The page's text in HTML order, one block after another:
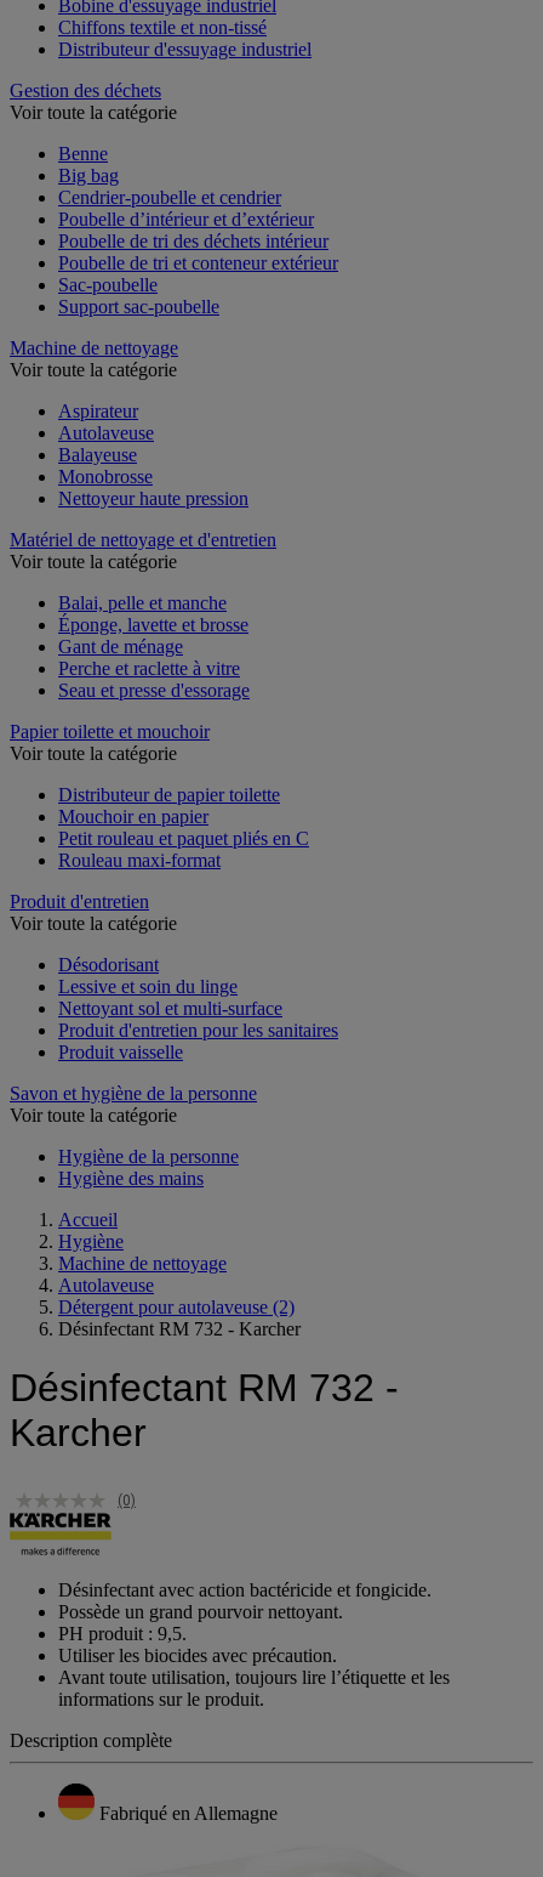
Bobine d'essuyage industriel
Chiffons textile et non-tissé
Gestion des déchets
Benne
Big bag
Cendrier-poubelle et cendrier
Poubelle d’intérieur et d’extérieur
Poubelle de tri des déchets intérieur
Poubelle de tri et conteneur extérieur
Sac-poubelle
Machine de nettoyage
Aspirateur
Autolaveuse
Balayeuse
Monobrosse
Matériel de nettoyage et d'entretien
Balai, pelle et manche
Éponge, lavette et brosse
Gant de ménage
Perche et raclette à vitre
Papier toilette et mouchoir
Distributeur de papier toilette
Mouchoir en papier
Petit rouleau et paquet pliés en C
Produit d'entretien
Désodorisant
Lessive et soin du linge
Nettoyant sol et multi-surface
Produit d'entretien pour les sanitaires
Savon et hygiène de la personne
Hygiène de la personne
Accueil
Hygiène
Machine de nettoyage
Autolaveuse
Détergent pour autolaveuse (2)
Désinfectant RM 732 -
Karcher
Désinfectant avec action bactéricide et fongicide.
Possède un grand pourvoir nettoyant.
PH produit : 9,5.
Utiliser les biocides avec précaution.
Avant toute utilisation, toujours lire l’étiquette et les
Description complète